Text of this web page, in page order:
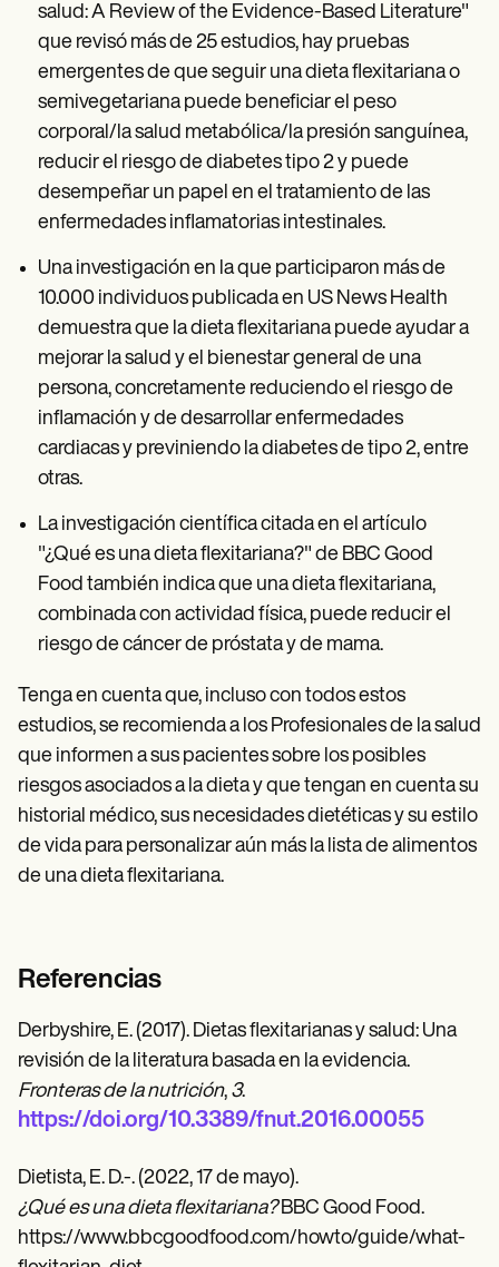
salud: A Review of the Evidence-Based Literature"
que revisó más de 25 estudios, hay pruebas
emergentes de que seguir una dieta flexitariana o
semivegetariana puede beneficiar el peso
corporal/la salud metabólica/la presión sanguínea,
reducir el riesgo de diabetes tipo 2 y puede
desempeñar un papel en el tratamiento de las
enfermedades inflamatorias intestinales.
Una investigación en la que participaron más de
10.000 individuos publicada en US News Health
demuestra que la dieta flexitariana puede ayudar a
mejorar la salud y el bienestar general de una
persona, concretamente reduciendo el riesgo de
inflamación y de desarrollar enfermedades
cardiacas y previniendo la diabetes de tipo 2, entre
otras.
La investigación científica citada en el artículo
"¿Qué es una dieta flexitariana?" de BBC Good
Food también indica que una dieta flexitariana,
combinada con actividad física, puede reducir el
riesgo de cáncer de próstata y de mama.
Tenga en cuenta que, incluso con todos estos
estudios, se recomienda a los Profesionales de la salud
que informen a sus pacientes sobre los posibles
riesgos asociados a la dieta y que tengan en cuenta su
historial médico, sus necesidades dietéticas y su estilo
de vida para personalizar aún más la lista de alimentos
de una dieta flexitariana.
Referencias
Derbyshire, E. (2017). Dietas flexitarianas y salud: Una
revisión de la literatura basada en la evidencia.
Fronteras de la nutrición, 3.
https://doi.org/10.3389/fnut.2016.00055
Dietista, E. D.-. (2022, 17 de mayo).
¿Qué es una dieta flexitariana?BBC Good Food.
https://www.bbcgoodfood.com/howto/guide/what-